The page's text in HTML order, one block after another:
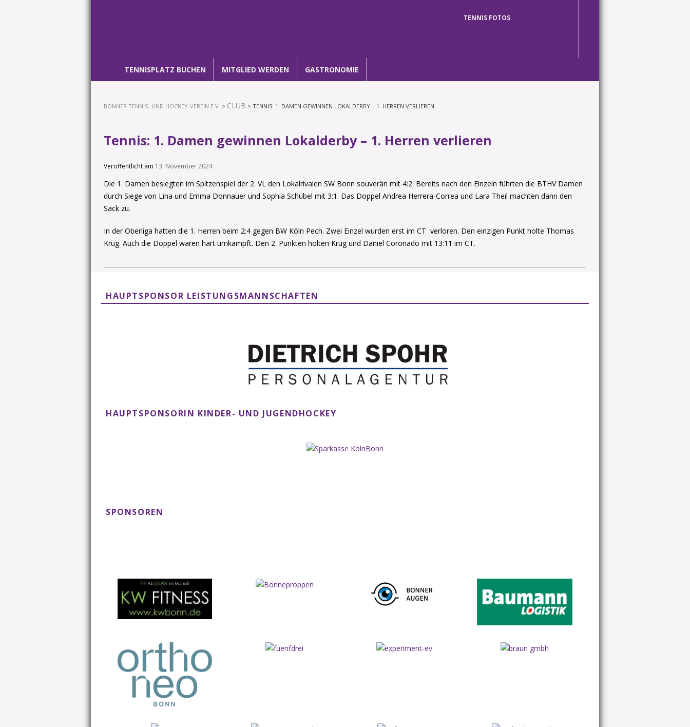
TENNIS FOTOS
TENNISPLATZ BUCHEN MITGLIED WERDEN GASTRONOMIE
BONNER TENNIS- UND HOCKEY-VEREIN E.V. > CLUB > TENNIS: 1. DAMEN GEWINNEN LOKALDERBY – 1. HERREN VERLIEREN
Tennis: 1. Damen gewinnen Lokalderby – 1. Herren verlieren
Veröffentlicht am 13. November 2024
Die 1. Damen besiegten im Spitzenspiel der 2. VL den Lokalrivalen SW Bonn souverän mit 4:2. Bereits nach den Einzeln führten die BTHV Damen
durch Siege von Lina und Emma Donnauer und Sophia Schübel mit 3:1. Das Doppel Andrea Herrera-Correa und Lara Theil machten dann den
Sack zu.
In der Oberliga hatten die 1. Herren beim 2:4 gegen BW Köln Pech. Zwei Einzel wurden erst im CT verloren. Den einzigen Punkt holte Thomas
Krug. Auch die Doppel waren hart umkämpft. Den 2. Punkten holten Krug und Daniel Coronado mit 13:11 im CT.
HAUPTSPONSOR LEISTUNGSMANNSCHAFTEN
HAUPTSPONSORIN KINDER- UND JUGENDHOCKEY
SPONSOREN